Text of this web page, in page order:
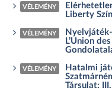
VÉLEMÉNY
Liberty
VÉLEMÉNY
L’Union
VÉLEMÉNY
Hatalmi
Társulat: